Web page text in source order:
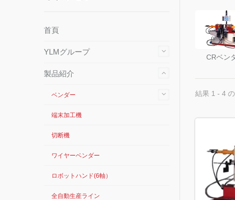
首頁
YLMグループ
製品紹介
ベンダー
端末加工機
切断機
ワイヤーベンダー
ロボットハンド(6軸）
全自動生産ライン
CRベン
結果 1 - 4